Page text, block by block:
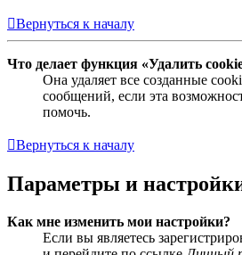
Вернуться к началу
Что делает функция «Удалить
Она удаляет все созданные
сообщений, если эта
помочь.
Вернуться к началу
Параметры и
Как мне изменить мои настройки?
Если вы являетесь